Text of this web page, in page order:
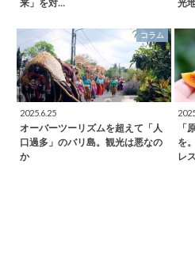
来」を対… 光
コラム
2025.6.25
オーバーツーリズムを超えて「人
口過多」のバリ島。観光は悪なの
か
「
を
レ